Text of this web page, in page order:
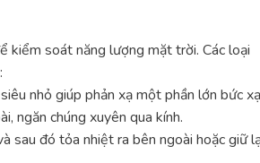
kiểm soát năng lượng mặt trời. Các loại
nhỏ giúp phản xạ một phần lớn bức xạ
ngăn chúng xuyên qua kính.
sau đó tỏa nhiệt ra bên ngoài hoặc giữ